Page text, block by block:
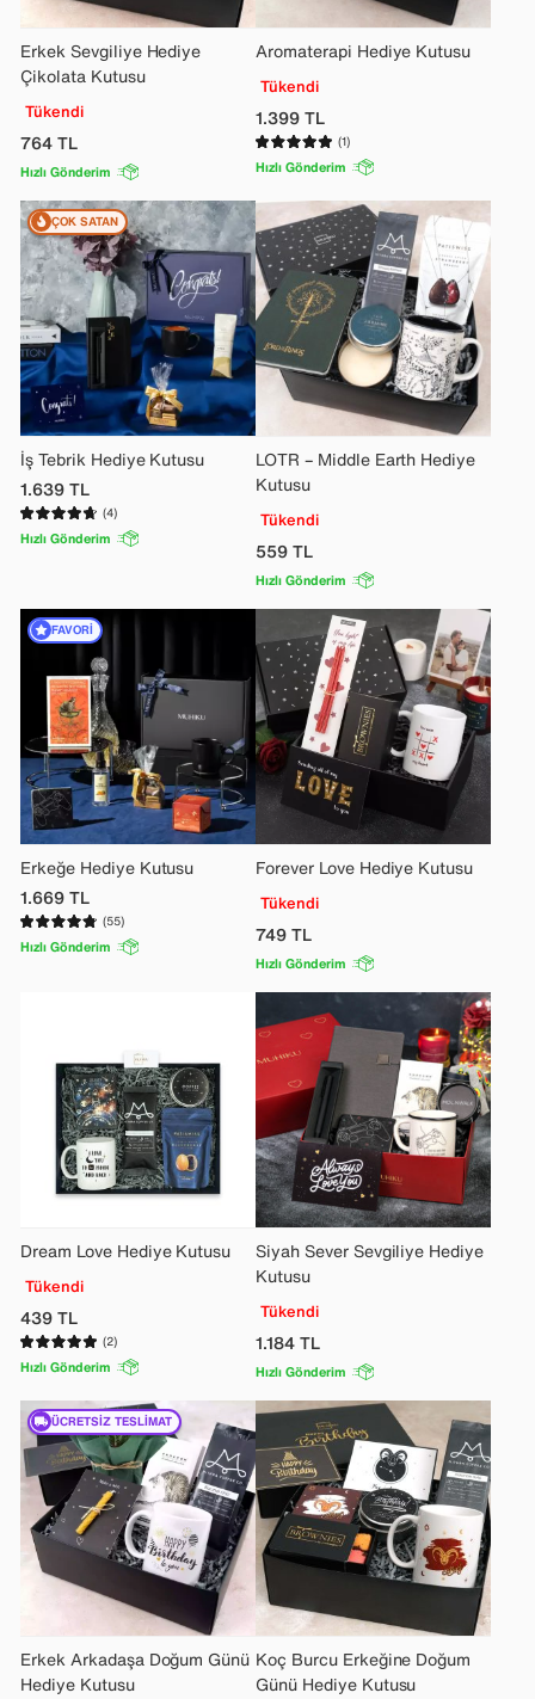
Erkek Sevgiliye Hediye
Çikolata Kutusu
Tükendi
764TL
Hızlı Gönderim
Aromaterapi Hediye Kutusu
Tükendi
1.399TL
(1)
Hızlı Gönderim
İş Tebrik Hediye Kutusu
1.639TL
(4)
Hızlı Gönderim
ÇOK SATAN
LOTR – Middle Earth Hediye
Kutusu
Tükendi
559TL
Hızlı Gönderim
Erkeğe Hediye Kutusu
1.669TL
(55)
Hızlı Gönderim
FAVORI
Forever Love Hediye Kutusu
Tükendi
749TL
Hızlı Gönderim
Dream Love Hediye Kutusu
Tükendi
439TL
(2)
Hızlı Gönderim
Siyah Sever Sevgiliye Hediye
Kutusu
Tükendi
1.184TL
Hızlı Gönderim
Erkek Arkadaşa Doğum Günü
Hediye Kutusu
ÜCRETSIZ TESLIMAT
Koç Burcu Erkeğine Doğum
Günü Hediye Kutusu